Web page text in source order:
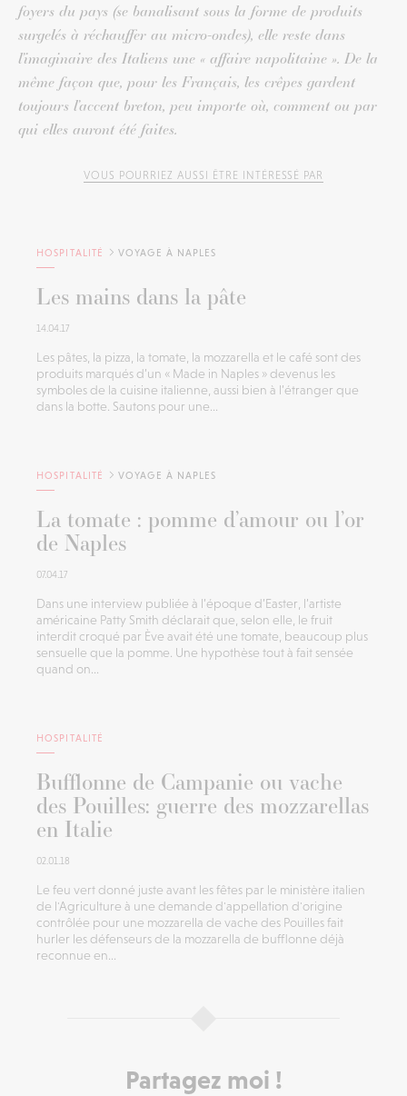
foyers du pays (se banalisant sous la forme de produits
surgelés à réchauffer au micro-ondes), elle reste dans
l’imaginaire des Italiens une « affaire napolitaine ». De la
même façon que, pour les Français, les crêpes gardent
toujours l’accent breton, peu importe où, comment ou par
qui elles auront été faites.
VOUS POURRIEZ AUSSI ÊTRE INTÉRESSÉ PAR
HOSPITALITÉ VOYAGE À NAPLES
Les mains dans la pâte
14.04.17
Les pâtes, la pizza, la tomate, la mozzarella et le café sont des
produits marqués d’un « Made in Naples » devenus les
symboles de la cuisine italienne, aussi bien à l’étranger que
dans la botte. Sautons pour une...
HOSPITALITÉ VOYAGE À NAPLES
La tomate : pomme d’amour ou l’or
de Naples
07.04.17
Dans une interview publiée à l’époque d’Easter, l’artiste
américaine Patty Smith déclarait que, selon elle, le fruit
interdit croqué par Ève avait été une tomate, beaucoup plus
sensuelle que la pomme. Une hypothèse tout à fait sensée
quand on...
HOSPITALITÉ
Bufflonne de Campanie ou vache
des Pouilles: guerre des mozzarellas
en Italie
02.01.18
Le feu vert donné juste avant les fêtes par le ministère italien
de l'Agriculture à une demande d'appellation d'origine
contrôlée pour une mozzarella de vache des Pouilles fait
hurler les défenseurs de la mozzarella de bufflonne déjà
reconnue en...
Partagez moi !